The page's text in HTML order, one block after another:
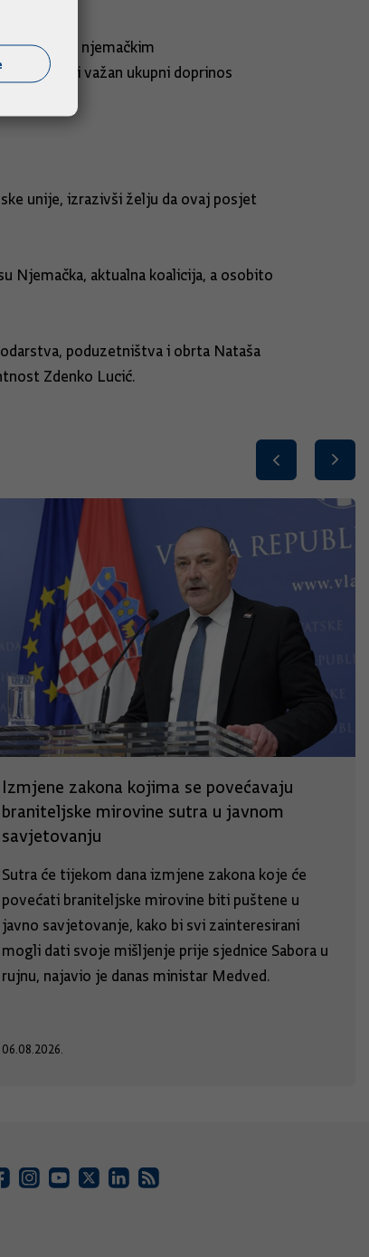
susret s njemačkim
biti važan ukupni doprinos
unije, izrazivši želju da ovaj posjet
Njemačka, aktualna koalicija, a osobito
poduzetništva i obrta Nataša
Zdenko Lucić.
Izmjene zakona kojima se povećavaju
braniteljske mirovine sutra u javnom
savjetovanju
Sutra će tijekom dana izmjene zakona koje će
povećati braniteljske mirovine biti puštene u
javno savjetovanje, kako bi svi zainteresirani
mogli dati svoje mišljenje prije sjednice Sabora u
rujnu, najavio je danas ministar Medved.
06.08.2026.